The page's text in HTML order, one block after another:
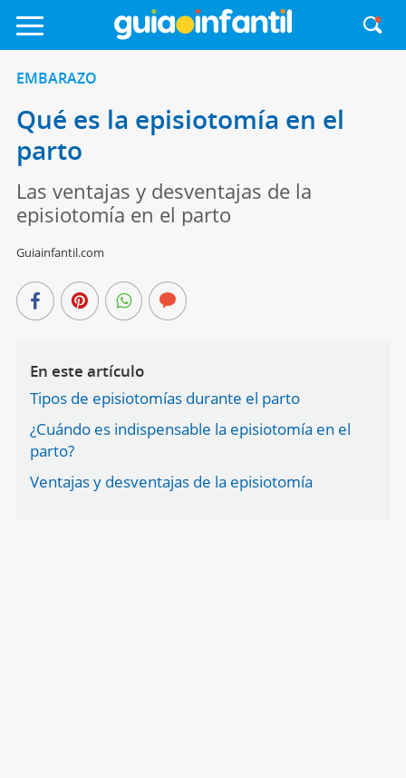
EMBARAZO
Qué es la episiotomía en el
parto
Las ventajas y desventajas de la
episiotomía en el parto
Guiainfantil.com
En este artículo
Tipos de episiotomías durante el parto
¿Cuándo es indispensable la episiotomía en el
parto?
Ventajas y desventajas de la episiotomía